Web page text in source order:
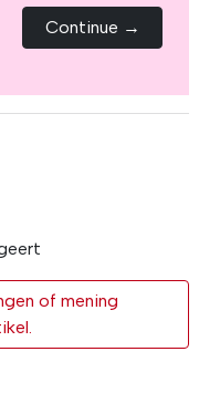
Continue →
of mening